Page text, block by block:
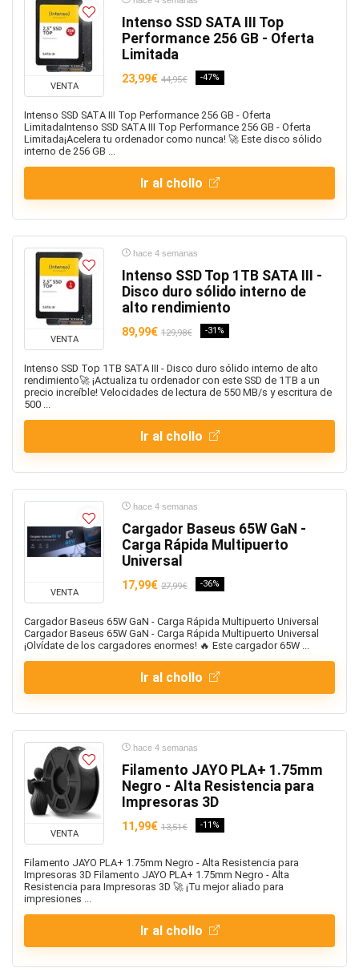
VENTA
Intenso SSD SATA III Top
Performance 256 GB - Oferta
Limitada
23,99€ 44,95€ -47%
Intenso SSD SATA III Top Performance 256 GB - Oferta
LimitadaIntenso SSD SATA III Top Performance 256 GB - Oferta
Limitada¡Acelera tu ordenador como nunca! 🚀 Este disco sólido
interno de 256 GB ...
Ir al chollo
VENTA
hace 4 semanas
Intenso SSD Top 1TB SATA III -
Disco duro sólido interno de
alto rendimiento
89,99€ 129,98€ -31%
Intenso SSD Top 1TB SATA III - Disco duro sólido interno de alto
rendimiento🚀 ¡Actualiza tu ordenador con este SSD de 1TB a un
precio increíble! Velocidades de lectura de 550 MB/s y escritura de
500 ...
Ir al chollo
VENTA
hace 4 semanas
Cargador Baseus 65W GaN -
Carga Rápida Multipuerto
Universal
17,99€ 27,99€ -36%
Cargador Baseus 65W GaN - Carga Rápida Multipuerto Universal
Cargador Baseus 65W GaN - Carga Rápida Multipuerto Universal
¡Olvídate de los cargadores enormes! 🔥 Este cargador 65W ...
Ir al chollo
VENTA
hace 4 semanas
Filamento JAYO PLA+ 1.75mm
Negro - Alta Resistencia para
Impresoras 3D
11,99€ 13,51€ -11%
Filamento JAYO PLA+ 1.75mm Negro - Alta Resistencia para
Impresoras 3D Filamento JAYO PLA+ 1.75mm Negro - Alta
Resistencia para Impresoras 3D 🚀 ¡Tu mejor aliado para
impresiones ...
Ir al chollo